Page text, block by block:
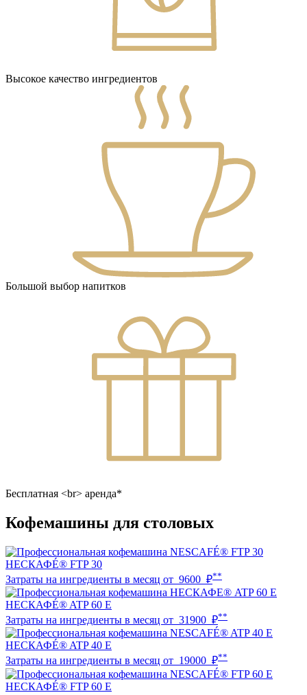
Высокое качество ингредиентов
Большой выбор напитков
Бесплатная <br> аренда*
Кофемашины для столовых
НЕСКАФÉ® FTP 30
Затраты на ингредиенты в месяц от 9600 ₽**
НЕСКАФÉ® ATP 60 E
Затраты на ингредиенты в месяц от 31900 ₽**
НЕСКАФÉ® ATP 40 E
Затраты на ингредиенты в месяц от 19000 ₽**
НЕСКАФÉ® FTP 60 E